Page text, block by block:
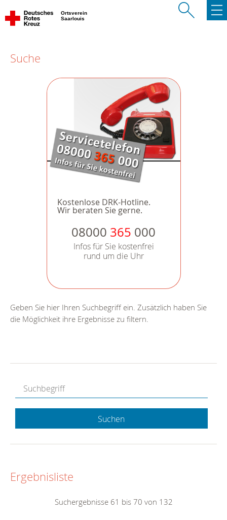
Ortsverein
Saarlouis
Suche
Kostenlose DRK-Hotline.
Wir beraten Sie gerne.
08000 365 000
Infos für Sie kostenfrei
rund um die Uhr
Geben Sie hier Ihren Suchbegriff ein. Zusätzlich haben Sie
die Möglichkeit ihre Ergebnisse zu filtern.
Suchen
Ergebnisliste
Suchergebnisse 61 bis 70 von 132